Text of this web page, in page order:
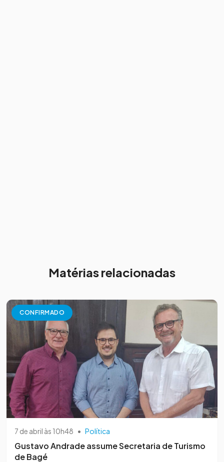
Matérias relacionadas
CONFIRMADO
7 de abril às 10h48 • Política
Gustavo Andrade assume Secretaria de Turismo
de Bagé